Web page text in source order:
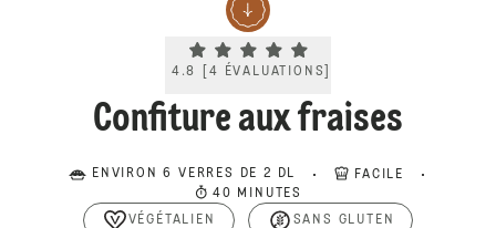
Current rating 4.8. Click to rate.
4.8 4 ÉVALUATIONS
Confiture aux fraises
ENVIRON 6 VERRES DE 2 DL
FACILE
40 MINUTES
VÉGÉTALIEN
SANS GLUTEN